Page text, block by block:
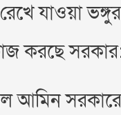
যাওয়া ভঙ্গুর
করছে সরকার:
আমিন